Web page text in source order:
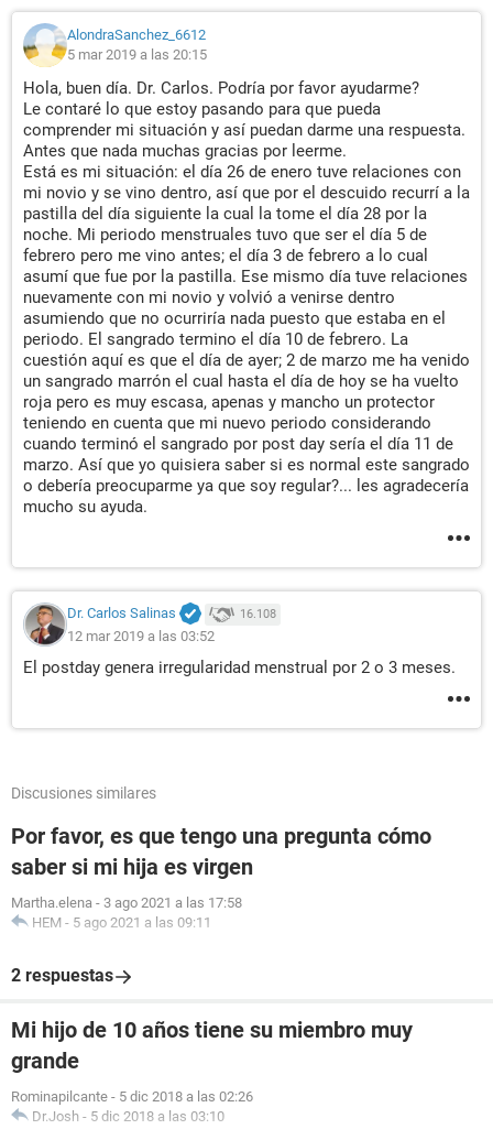
AlondraSanchez_6612
5 mar 2019 a las 20:15
Hola, buen día. Dr. Carlos. Podría por favor ayudarme?
Le contaré lo que estoy pasando para que pueda
comprender mi situación y así puedan darme una respuesta.
Antes que nada muchas gracias por leerme.
Está es mi situación: el día 26 de enero tuve relaciones con
mi novio y se vino dentro, así que por el descuido recurrí a la
pastilla del día siguiente la cual la tome el día 28 por la
noche. Mi periodo menstruales tuvo que ser el día 5 de
febrero pero me vino antes; el día 3 de febrero a lo cual
asumí que fue por la pastilla. Ese mismo día tuve relaciones
nuevamente con mi novio y volvió a venirse dentro
asumiendo que no ocurriría nada puesto que estaba en el
periodo. El sangrado termino el día 10 de febrero. La
cuestión aquí es que el día de ayer; 2 de marzo me ha venido
un sangrado marrón el cual hasta el día de hoy se ha vuelto
roja pero es muy escasa, apenas y mancho un protector
teniendo en cuenta que mi nuevo periodo considerando
cuando terminó el sangrado por post day sería el día 11 de
marzo. Así que yo quisiera saber si es normal este sangrado
o debería preocuparme ya que soy regular?... les agradecería
mucho su ayuda.
Dr. Carlos Salinas 16.108
12 mar 2019 a las 03:52
El postday genera irregularidad menstrual por 2 o 3 meses.
Discusiones similares
Por favor, es que tengo una pregunta cómo
saber si mi hija es virgen
Martha.elena - 3 ago 2021 a las 17:58
HEM - 5 ago 2021 a las 09:11
2 respuestas
Mi hijo de 10 años tiene su miembro muy
grande
Rominapilcante - 5 dic 2018 a las 02:26
Dr.Josh - 5 dic 2018 a las 03:10